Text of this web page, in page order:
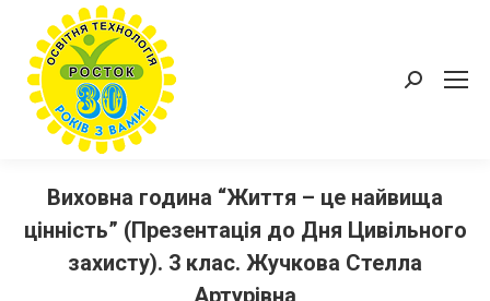
Пошук:
Виховна година “Життя – це найвища
цінність” (Презентація до Дня Цивільного
захисту). 3 клас. Жучкова Стелла
Артурівна